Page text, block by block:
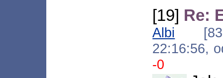
[19] Re:
Albi
22:16:56,
-0